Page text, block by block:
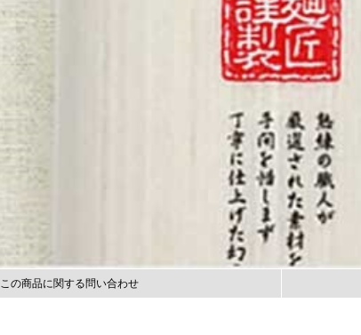
この商品に関する問い合わせ